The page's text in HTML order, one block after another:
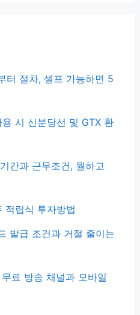
터 절차, 셀프 가능하면 5
시 신분당선 및 GTX 환
간과 근무조건, 뭘하고
적립식 투자방법
발급 조건과 거절 줄이는
료 방송 채널과 모바일